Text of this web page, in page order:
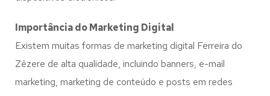
Importância do Marketing Digital
Existem muitas formas de marketing digital Ferreira do
Zêzere de alta qualidade, incluindo banners, e-mail
marketing, marketing de conteúdo e posts em redes